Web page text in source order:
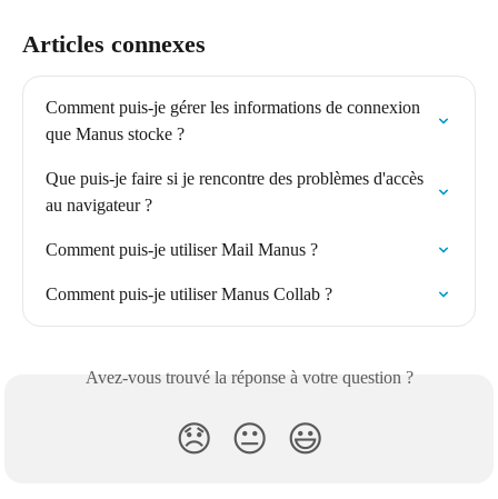
Articles connexes
Comment puis-je gérer les informations de connexion
que Manus stocke ?
Que puis-je faire si je rencontre des problèmes d'accès
au navigateur ?
Comment puis-je utiliser Mail Manus ?
Comment puis-je utiliser Manus Collab ?
Avez-vous trouvé la réponse à votre question ?
😞 😐 😃